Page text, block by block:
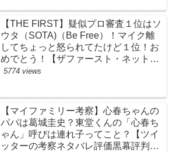
【THE FIRST】疑似プロ審査１位はソ
ウタ（SOTA)（Be Free）！マイク離
してちょっと怒られてたけど１位！お
めでとう！【ザファースト・ネットの
ネタバレ感想考察まとめ・スッキリ・
5774 views
【マイファミリー考察】心春ちゃんの
パパは葛城圭史？東堂くんの「心春ち
ゃん」呼びは連れ子ってこと？【ツイ
ッターの考察ネタバレ評価黒幕評判感